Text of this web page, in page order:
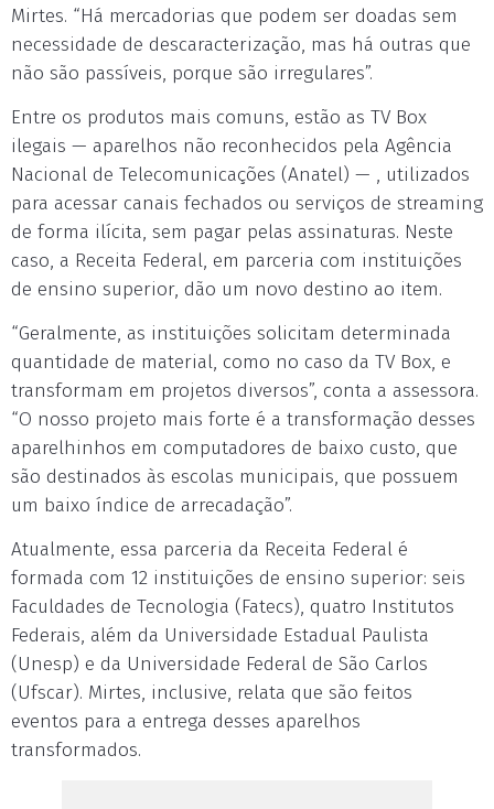
Mirtes. “Há mercadorias que podem ser doadas sem
necessidade de descaracterização, mas há outras que
não são passíveis, porque são irregulares”.
Entre os produtos mais comuns, estão as TV Box
ilegais — aparelhos não reconhecidos pela Agência
Nacional de Telecomunicações (Anatel) — , utilizados
para acessar canais fechados ou serviços de streaming
de forma ilícita, sem pagar pelas assinaturas. Neste
caso, a Receita Federal, em parceria com instituições
de ensino superior, dão um novo destino ao item.
“Geralmente, as instituições solicitam determinada
quantidade de material, como no caso da TV Box, e
transformam em projetos diversos”, conta a assessora.
“O nosso projeto mais forte é a transformação desses
aparelhinhos em computadores de baixo custo, que
são destinados às escolas municipais, que possuem
um baixo índice de arrecadação”.
Atualmente, essa parceria da Receita Federal é
formada com 12 instituições de ensino superior: seis
Faculdades de Tecnologia (Fatecs), quatro Institutos
Federais, além da Universidade Estadual Paulista
(Unesp) e da Universidade Federal de São Carlos
(Ufscar). Mirtes, inclusive, relata que são feitos
eventos para a entrega desses aparelhos
transformados.